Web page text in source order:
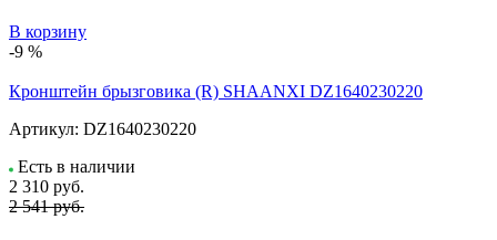
В корзину
-9 %
Кронштейн брызговика (R) SHAANXI DZ1640230220
Артикул: DZ1640230220
Есть в наличии
2 310 руб.
2 541 руб.